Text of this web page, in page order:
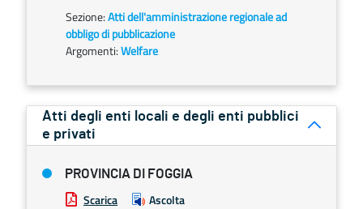
Sezione:Atti dell'amministrazione regionale ad
obbligo di pubblicazione
Argomenti:Welfare
Atti degli enti locali e degli enti pubblici
e privati
PROVINCIA DI FOGGIA
Scarica Ascolta